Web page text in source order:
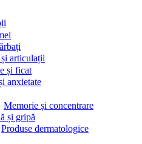
și articulații
și ficat
anxietate
Memorie și concentrare
și gripă
Produse dermatologice